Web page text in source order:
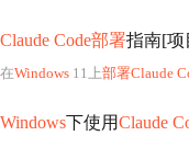
Claude Code部署指南[项
在Windows 11上部署Claude
Windows下使用Claude